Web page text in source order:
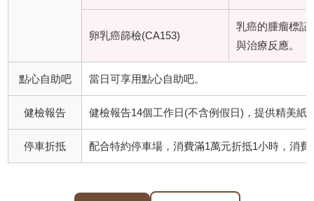
卵乳癌篩檢(CA153)
乳癌的腫瘤標記
與治療反應。
點心自助吧 當日可享用點心自助吧。
健檢報告 健檢報告14個工作日(不含例假日)，提供精美紙
停車折抵 配合特約停車場，消費滿1萬元折抵1小時，消